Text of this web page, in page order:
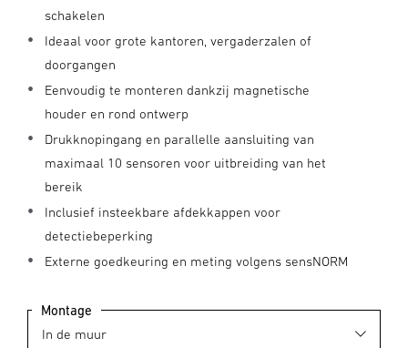
schakelen
Ideaal voor grote kantoren, vergaderzalen of
doorgangen
Eenvoudig te monteren dankzij magnetische
houder en rond ontwerp
Drukknopingang en parallelle aansluiting van
maximaal 10 sensoren voor uitbreiding van het
bereik
Inclusief insteekbare afdekkappen voor
detectiebeperking
Externe goedkeuring en meting volgens sensNORM
Montage